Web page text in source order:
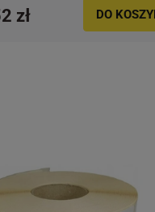
zł DO